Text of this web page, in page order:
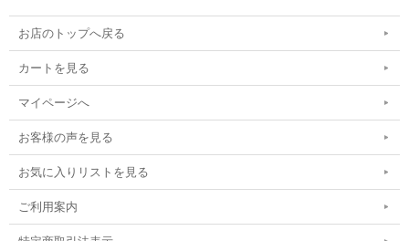
お店のトップへ戻る
カートを見る
マイページへ
お客様の声を見る
お気に入りリストを見る
ご利用案内